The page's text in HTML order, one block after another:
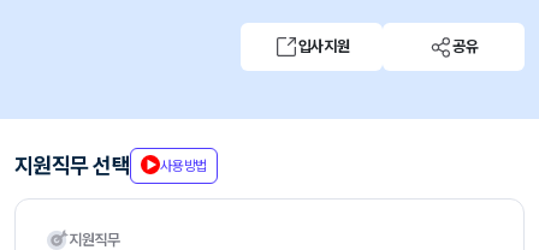
입사지원 공유
지원직무 선택 사용방법
지원직무